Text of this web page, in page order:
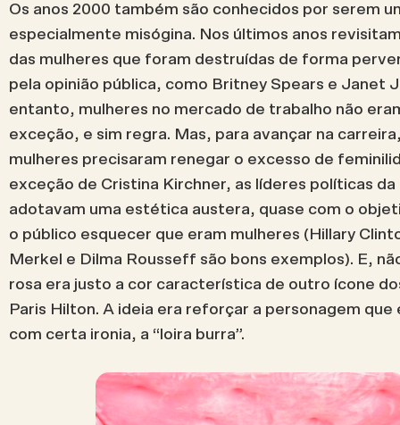
Os anos 2000 também são conhecidos por serem
especialmente misógina. Nos últimos anos
das mulheres que foram destruídas de forma
pela opinião pública, como Britney Spears e Janet
entanto, mulheres no mercado de trabalho não
exceção, e sim regra. Mas, para avançar na
mulheres precisaram renegar o excesso de
exceção de Cristina Kirchner, as líderes políticas da
adotavam uma estética austera, quase com o
o público esquecer que eram mulheres (Hillary
Merkel e Dilma Rousseff são bons exemplos). E,
rosa era justo a cor característica de outro ícone
Paris Hilton. A ideia era reforçar a personagem que
com certa ironia, a “loira burra”.